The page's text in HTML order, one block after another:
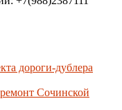
дороги-дублера
Сочинской